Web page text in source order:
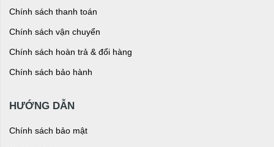
Chính sách thanh toán
Chính sách vận chuyển
Chính sách hoàn trả & đổi hàng
Chính sách bảo hành
HƯỚNG DẪN
Chính sách bảo mật